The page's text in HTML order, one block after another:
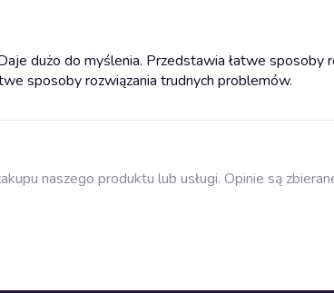
dużo do myślenia. Przedstawia łatwe sposoby
sposoby rozwiązania trudnych problemów.
naszego produktu lub usługi. Opinie są